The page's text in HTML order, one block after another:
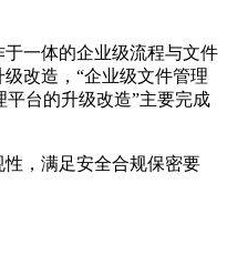
一体的企业级流程与文件
改造，“企业级文件管理
台的升级改造”主要完成
，满足安全合规保密要